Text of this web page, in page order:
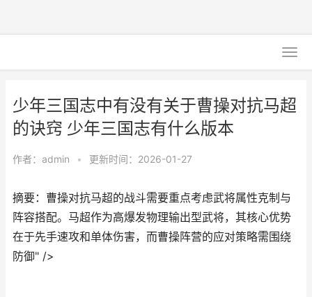
少年三国志中有没有关于曹操对抗马超
的诀窍 少年三国志有什么版本
作者： admin • 更新时间：2026-01-27
摘要：曹操对抗马超的战斗需要重点考虑武将属性克制与
阵容搭配。马超作为高爆发物理输出型武将，其核心优势
在于先手速攻和单体伤害，而曹操阵营的应对策略需围绕
防御" />